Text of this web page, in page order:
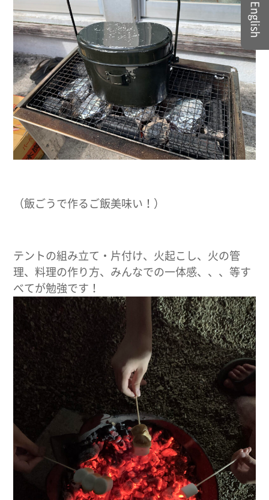
（飯ごうで作るご飯美味い！）
テントの組み立て・片付け、火起こし、火の管
理、料理の作り方、みんなでの一体感、、、等す
べてが勉強です！
English